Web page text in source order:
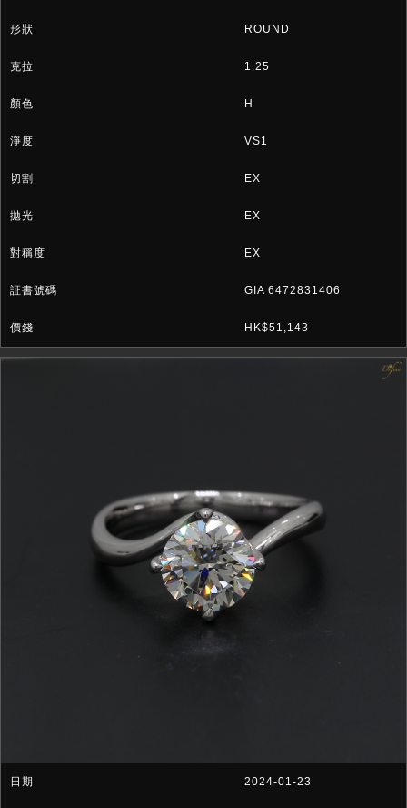
ROUND
1.25
H
VS1
EX
EX
EX
GIA 6472831406
HK$51,143
2024-01-23